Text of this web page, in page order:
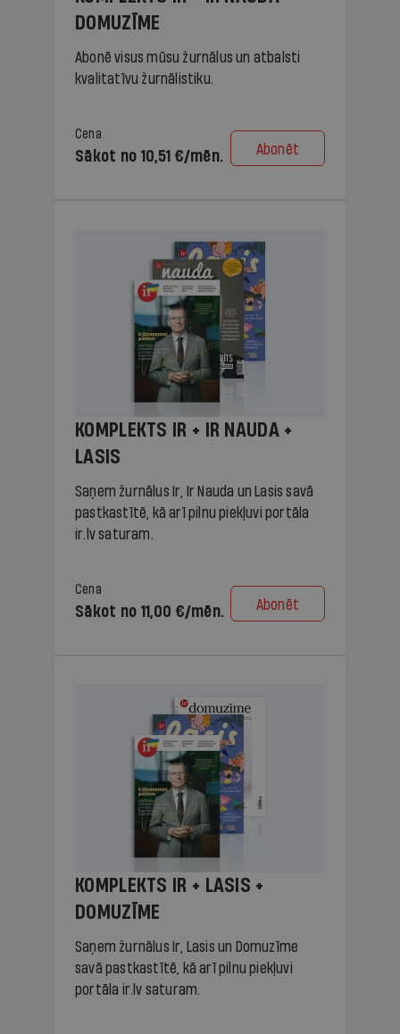
DOMUZĪME
Abonē visus mūsu žurnālus un atbalsti
kvalitatīvu žurnālistiku.
Cena
Sākot no 10,51 €/mēn. Abonēt
KOMPLEKTS IR + IR NAUDA +
LASIS
Saņem žurnālus Ir, Ir Nauda un Lasis savā
pastkastītē, kā arī pilnu piekļuvi portāla
ir.lv saturam.
Cena
Sākot no 11,00 €/mēn. Abonēt
KOMPLEKTS IR + LASIS +
DOMUZĪME
Saņem žurnālus Ir, Lasis un Domuzīme
savā pastkastītē, kā arī pilnu piekļuvi
portāla ir.lv saturam.